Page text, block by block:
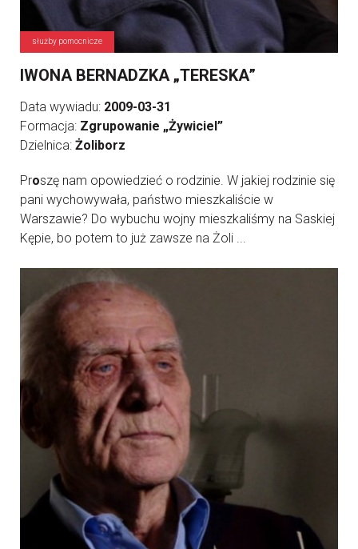
służby pomocnicze
IWONA BERNADZKA „TERESKA”
Data wywiadu: 2009-03-31
Formacja: Zgrupowanie „Żywiciel”
Dzielnica: Żoliborz
Proszę nam opowiedzieć o rodzinie. W jakiej rodzinie się
pani wychowywała, państwo mieszkaliście w
Warszawie? Do wybuchu wojny mieszkaliśmy na Saskiej
Kępie, bo potem to już zawsze na Żoli ...